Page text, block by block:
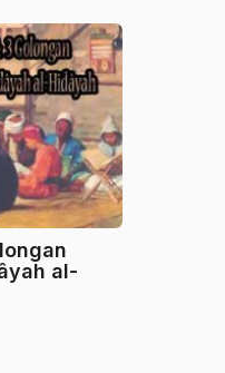
a
h
u
n
a
g
o
al-